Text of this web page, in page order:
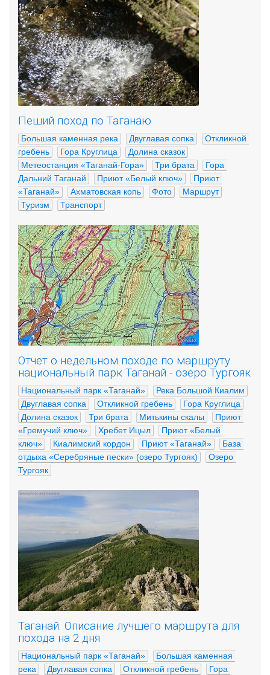
Пеший поход по Таганаю
Большая каменная река Двуглавая сопка
Откликной
гребень
Гора Круглица
Долина сказок
Метеостанция «Таганай-Гора»
Три брата
Гора
Дальний Таганай
Приют «Белый ключ»
Приют
«Таганай»
Ахматовская копь Фото
Маршрут
Туризм
Транспорт
Отчет о недельном походе по маршруту
национальный парк Таганай - озеро Тургояк
Национальный парк «Таганай»
Река Большой Киалим
Двуглавая сопка
Откликной гребень
Гора Круглица
Долина сказок
Три брата Митькины скалы
Приют
«Гремучий ключ»
Хребет Ицыл
Приют «Белый
ключ»
Киалимский кордон Приют «Таганай»
База
отдыха «Серебряные пески» (озеро Тургояк)
Озеро
Тургояк
Таганай. Описание лучшего маршрута для
похода на 2 дня
Национальный парк «Таганай»
Большая каменная
река
Двуглавая сопка Откликной гребень
Гора